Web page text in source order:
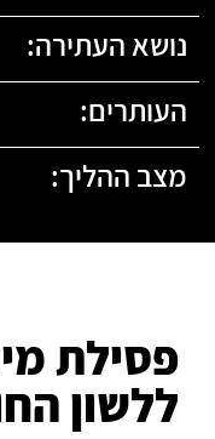
נושא העתירה:
העותרים:
מצב ההליך:
פסילת
ללשון